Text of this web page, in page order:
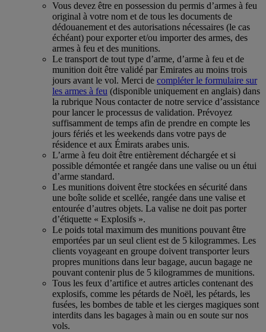
Vous devez être en possession du permis d’armes à feu
original à votre nom et de tous les documents de
dédouanement et des autorisations nécessaires (le cas
échéant) pour exporter et/ou importer des armes, des
armes à feu et des munitions.
Le transport de tout type d’arme, d’arme à feu et de
munition doit être validé par Emirates au moins trois
jours avant le vol. Merci de compléter le formulaire sur
les armes à feu (disponible uniquement en anglais) dans
la rubrique Nous contacter de notre service d’assistance
pour lancer le processus de validation. Prévoyez
suffisamment de temps afin de prendre en compte les
jours fériés et les weekends dans votre pays de
résidence et aux Émirats arabes unis.
L’arme à feu doit être entièrement déchargée et si
possible démontée et rangée dans une valise ou un étui
d’arme standard.
Les munitions doivent être stockées en sécurité dans
une boîte solide et scellée, rangée dans une valise et
entourée d’autres objets. La valise ne doit pas porter
d’étiquette « Explosifs ».
Le poids total maximum des munitions pouvant être
emportées par un seul client est de 5 kilogrammes. Les
clients voyageant en groupe doivent transporter leurs
propres munitions dans leur bagage, aucun bagage ne
pouvant contenir plus de 5 kilogrammes de munitions.
Tous les feux d’artifice et autres articles contenant des
explosifs, comme les pétards de Noël, les pétards, les
fusées, les bombes de table et les cierges magiques sont
interdits dans les bagages à main ou en soute sur nos
vols.